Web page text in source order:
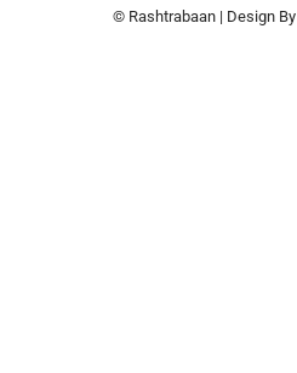
© Rashtrabaan | Design By